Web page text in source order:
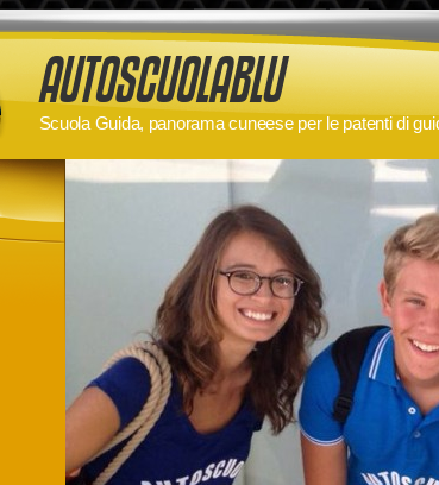
Scuola Guida, panorama cuneese per le patenti di